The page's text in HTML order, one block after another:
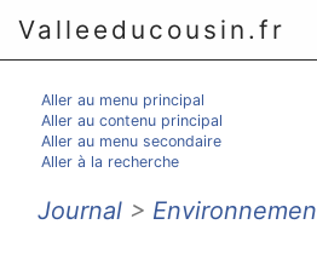
Valleeducousin.fr
Aller au menu principal
Aller au contenu principal
Aller au menu secondaire
Aller à la recherche
Journal >